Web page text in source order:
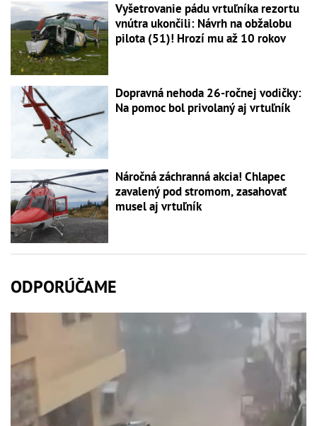
Vyšetrovanie pádu vrtuľníka rezortu
vnútra ukončili: Návrh na obžalobu
pilota (51)! Hrozí mu až 10 rokov
Dopravná nehoda 26-ročnej vodičky:
Na pomoc bol privolaný aj vrtuľník
Náročná záchranná akcia! Chlapec
zavalený pod stromom, zasahovať
musel aj vrtuľník
ODPORÚČAME